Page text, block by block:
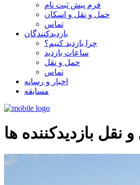
فرم پبش ثبت نام
حمل و نقل و اسکان
تماس
بازدیدکنندگان
چرا بازدید کنیم؟
ساعات بازدید
حمل و نقل
تماس
اخبار و رسانه
مسابقه
نقل بازدیدکننده ها